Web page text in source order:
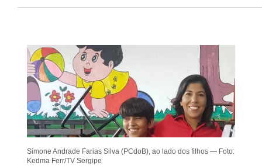
Simone Andrade Farias Silva (PCdoB), ao lado dos filhos — Foto:
Kedma Ferr/TV Sergipe